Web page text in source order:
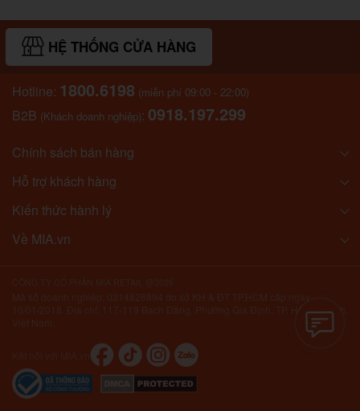
HỆ THỐNG CỬA HÀNG
Hotline: 1800.6198 (miễn phí 09:00 - 22:00)
B2B (Khách doanh nghiệp): 0918.197.299
Chính sách bán hàng
Hỗ trợ khách hàng
Kiến thức hành lý
Về MIA.vn
10/01/2018. Địa chỉ: 117-119 Bạch Đằng, Phường Gia Định, TP. Hồ Chí Minh,